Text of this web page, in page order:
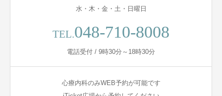
水・木・金・土・日曜日
TEL.048-710-8008
電話受付 / 9時30分～18時30分
心療内科のみWEB予約が可能です